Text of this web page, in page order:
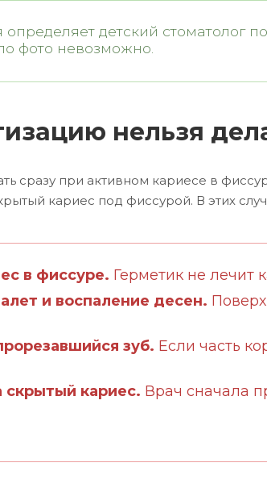
детский стоматолог
фото невозможно.
нельзя
сразу при активном кариесе в
кариес под фиссурой. В этих
в фиссуре. Герметик не лечит
и воспаление десен.
зуб. Если часть
скрытый кариес. Врач сначала